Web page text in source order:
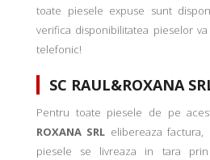
toate piesele expuse sunt
verifica disponibilitatea pieselor
telefonic!
SC RAUL&ROXANA
Pentru toate piesele de pe
ROXANA SRL elibereaza
piesele se livreaza in tara